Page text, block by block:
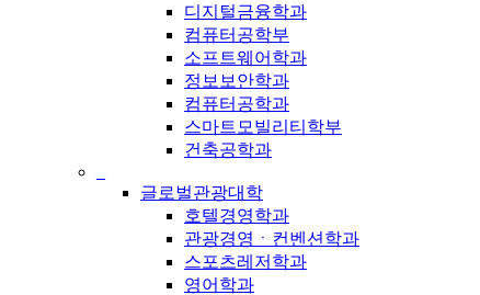
디지털금융학과
컴퓨터공학부
소프트웨어학과
정보보안학과
컴퓨터공학과
스마트모빌리티학부
건축공학과
글로벌관광대학
호텔경영학과
관광경영ㆍ컨벤션학과
스포츠레저학과
영어학과